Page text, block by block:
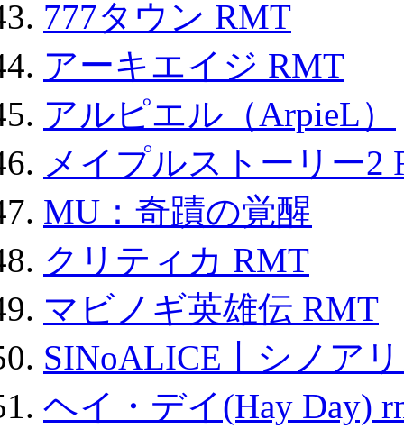
777タウン RMT
アーキエイジ RMT
アルピエル（ArpieL）
メイプルストーリー2
MU：奇蹟の覚醒
クリティカ RMT
マビノギ英雄伝 RMT
SINoALICE丨シノア
ヘイ・デイ(Hay Day)